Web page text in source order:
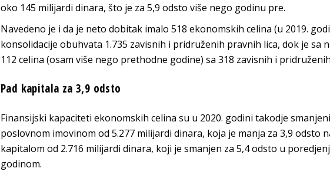
oko 145 milijardi dinara, što je za 5,9 odsto više nego godinu pre.
Navedeno je i da je neto dobitak imalo 518 ekonomskih celina (u 2019.
konsolidacije obuhvata 1.735 zavisnih i pridruženih pravnih lica, dok je sa
112 celina (osam više nego prethodne godine) sa 318 zavisnih i
Pad kapitala za 3,9 odsto
Finansijski kapaciteti ekonomskih celina su u 2020. godini takodje
poslovnom imovinom od 5.277 milijardi dinara, koja je manja za 3,9 odsto
kapitalom od 2.716 milijardi dinara, koji je smanjen za 5,4 odsto u
godinom.